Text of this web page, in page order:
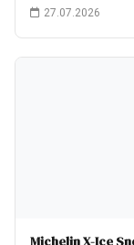
27.07.2026
Michelin X-Ice